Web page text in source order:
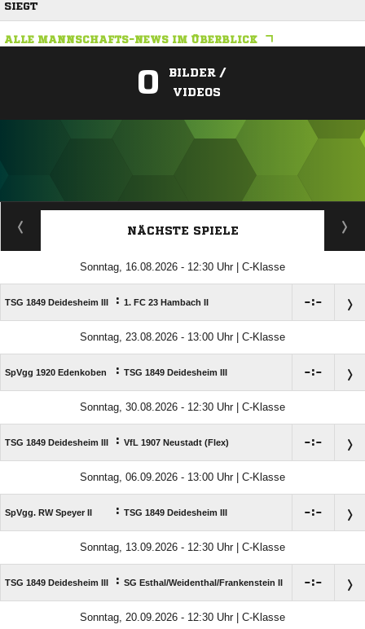
SIEGT
ALLE MANNSCHAFTS-NEWS IM ÜBERBLICK
0
BILDER /
VIDEOS
ANZEIGE
NÄCHSTE SPIELE
Sonntag, 16.08.2026 - 12:30 Uhr | C-Klasse
TSG 1849 Deidesheim III : 1. FC 23 Hambach II :
Sonntag, 23.08.2026 - 13:00 Uhr | C-Klasse
SpVgg 1920 Edenkoben : TSG 1849 Deidesheim III :
Sonntag, 30.08.2026 - 12:30 Uhr | C-Klasse
TSG 1849 Deidesheim III : VfL 1907 Neustadt (Flex) :
Sonntag, 06.09.2026 - 13:00 Uhr | C-Klasse
SpVgg. RW Speyer II : TSG 1849 Deidesheim III :
Sonntag, 13.09.2026 - 12:30 Uhr | C-Klasse
TSG 1849 Deidesheim III : SG Esthal/​Weidenthal/​Frankenstein II :
Sonntag, 20.09.2026 - 12:30 Uhr | C-Klasse